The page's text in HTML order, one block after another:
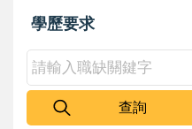
學歷要求
查詢